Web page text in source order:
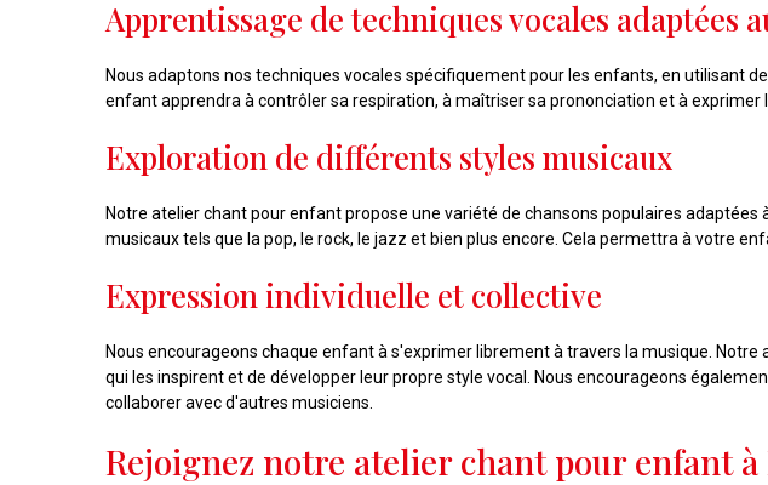
Apprentissage de techniques vocales adaptées
Nous adaptons nos techniques vocales spécifiquement pour les enfants, en utilisant
enfant apprendra à contrôler sa respiration, à maîtriser sa prononciation et à exprimer
Exploration de différents styles musicaux
Notre atelier chant pour enfant propose une variété de chansons populaires
musicaux tels que la pop, le rock, le jazz et bien plus encore. Cela permettra à votre
Expression individuelle et collective
Nous encourageons chaque enfant à s'exprimer librement à travers la musique.
qui les inspirent et de développer leur propre style vocal. Nous encourageons
collaborer avec d'autres musiciens.
Rejoignez notre atelier chant pour enfant